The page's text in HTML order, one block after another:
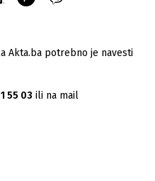
Akta.ba potrebno je navesti
55 03 ili na mail